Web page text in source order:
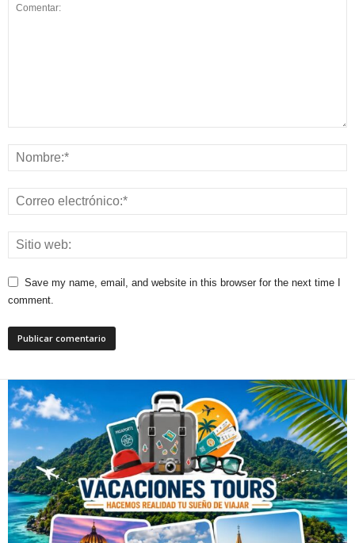
Save my name, email, and website in this browser for the next time I
comment.